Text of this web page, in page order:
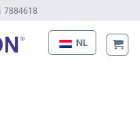
7884618
NL